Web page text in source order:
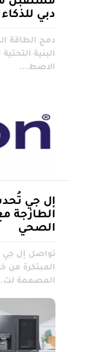
دبي
دمج الطاقة
البنية
الاصط...
إل جي
الطازجة
الصحي
تواصل إل جي
المبتكرة من
المصممة